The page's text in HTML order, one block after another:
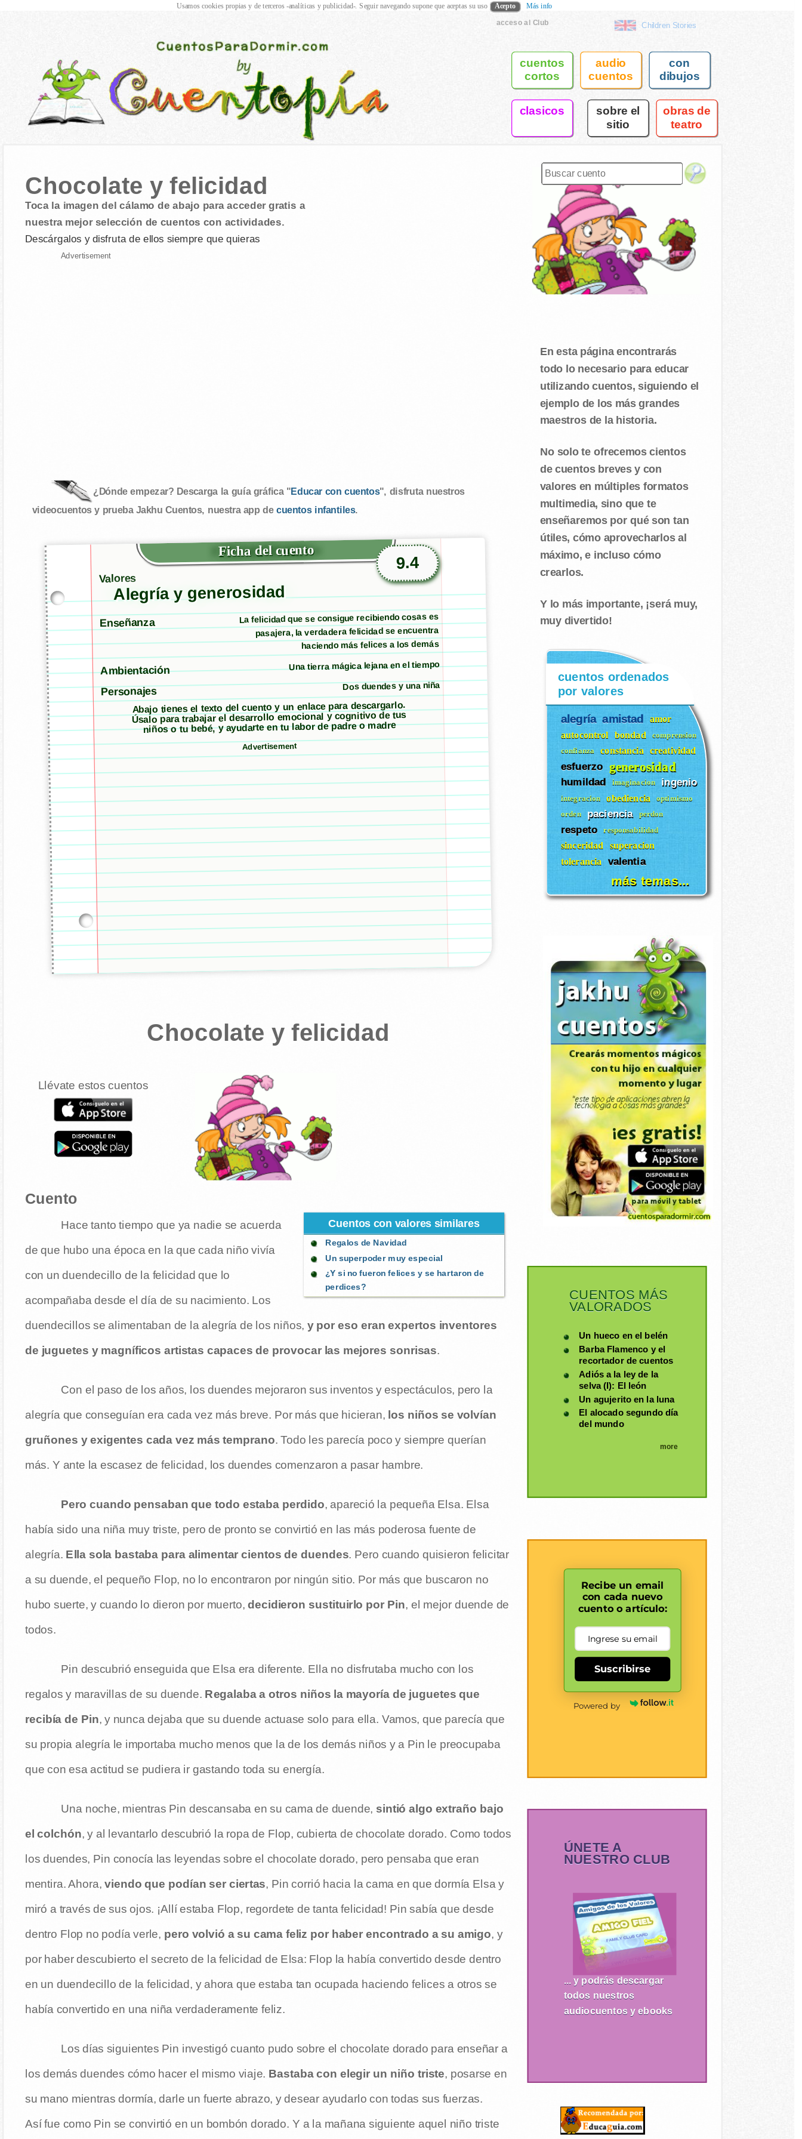
acceso al Club Children Stories
cuentos
cortos
audio
cuentos
con
dibujos
clasicos sobre el
sitio
obras de
teatro
Chocolate y felicidad
Toca la imagen del cálamo de abajo para acceder gratis a
nuestra mejor selección de cuentos con actividades.
Descárgalos y disfruta de ellos siempre que quieras
Advertisement
¿Dónde empezar? Descarga la guía gráfica "Educar con cuentos", disfruta nuestros
videocuentos y prueba Jakhu Cuentos, nuestra app decuentos infantiles.
Ficha del cuento
9.4
Valores
Alegría y generosidad
Enseñanza La felicidad que se consigue recibiendo cosas es
pasajera, la verdadera felicidad se encuentra
haciendo más felices a los demás
Ambientación Una tierra mágica lejana en el tiempo
Personajes Dos duendes y una niña
Abajo tienes el texto del cuento y un enlace para descargarlo.
Úsalo para trabajar el desarrollo emocional y cognitivo de tus
niños o tu bebé, y ayudarte en tu labor de padre o madre
Advertisement
Chocolate y felicidad
Llévate estos cuentos
Cuento
Cuentos con valores similares
Regalos de Navidad
Un superpoder muy especial
¿Y si no fueron felices y se hartaron de
perdices?
Hace tanto tiempo que ya nadie se acuerda
de que hubo una época en la que cada niño vivía
con un duendecillo de la felicidad que lo
acompañaba desde el día de su nacimiento. Los
duendecillos se alimentaban de la alegría de los niños, y por eso eran expertos inventores
de juguetes y magníficos artistas capaces de provocar las mejores sonrisas.
Con el paso de los años, los duendes mejoraron sus inventos y espectáculos, pero la
alegría que conseguían era cada vez más breve. Por más que hicieran, los niños se volvían
gruñones y exigentes cada vez más temprano. Todo les parecía poco y siempre querían
más. Y ante la escasez de felicidad, los duendes comenzaron a pasar hambre.
Pero cuando pensaban que todo estaba perdido, apareció la pequeña Elsa. Elsa
había sido una niña muy triste, pero de pronto se convirtió en las más poderosa fuente de
alegría. Ella sola bastaba para alimentar cientos de duendes. Pero cuando quisieron felicitar
a su duende, el pequeño Flop, no lo encontraron por ningún sitio. Por más que buscaron no
hubo suerte, y cuando lo dieron por muerto, decidieron sustituirlo por Pin, el mejor duende de
todos.
Pin descubrió enseguida que Elsa era diferente. Ella no disfrutaba mucho con los
regalos y maravillas de su duende. Regalaba a otros niños la mayoría de juguetes que
recibía de Pin, y nunca dejaba que su duende actuase solo para ella. Vamos, que parecía que
su propia alegría le importaba mucho menos que la de los demás niños y a Pin le preocupaba
que con esa actitud se pudiera ir gastando toda su energía.
Una noche, mientras Pin descansaba en su cama de duende, sintió algo extraño bajo
el colchón, y al levantarlo descubrió la ropa de Flop, cubierta de chocolate dorado. Como todos
los duendes, Pin conocía las leyendas sobre el chocolate dorado, pero pensaba que eran
mentira. Ahora, viendo que podían ser ciertas, Pin corrió hacia la cama en que dormía Elsa y
miró a través de sus ojos. ¡Allí estaba Flop, regordete de tanta felicidad! Pin sabía que desde
dentro Flop no podía verle, pero volvió a su cama feliz por haber encontrado a su amigo, y
por haber descubierto el secreto de la felicidad de Elsa: Flop la había convertido desde dentro
en un duendecillo de la felicidad, y ahora que estaba tan ocupada haciendo felices a otros se
había convertido en una niña verdaderamente feliz.
Los días siguientes Pin investigó cuanto pudo sobre el chocolate dorado para enseñar a
los demás duendes cómo hacer el mismo viaje. Bastaba con elegir un niño triste, posarse en
su mano mientras dormía, darle un fuerte abrazo, y desear ayudarlo con todas sus fuerzas.
Así fue como Pin se convirtió en un bombón dorado. Y a la mañana siguiente aquel niño triste
En esta página encontrarás
todo lo necesario para educar
utilizando cuentos, siguiendo el
ejemplo de los más grandes
maestros de la historia.
No solo te ofrecemos cientos
de cuentos breves y con
valores en múltiples formatos
multimedia, sino que te
enseñaremos por qué son tan
útiles, cómo aprovecharlos al
máximo, e incluso cómo
crearlos.
Y lo más importante, ¡será muy,
muy divertido!
cuentos ordenados
por valores
alegría amistad
amor
autocontrol
bondad comprension
confianza constancia creatividad
esfuerzo generosidad
humildad imaginacion ingenio
integracion obediencia optimismo
orden paciencia perdon
respeto responsabilidad
sinceridad
superacion
tolerancia
valentia
más temas...
CUENTOS MÁS
VALORADOS
Un hueco en el belén
Barba Flamenco y el
recortador de cuentos
Adiós a la ley de la
selva (I): El león
Un agujerito en la luna
El alocado segundo día
del mundo
more
Recibe un email
con cada nuevo
cuento o artículo:
Suscribirse
Powered by
ÚNETE A
NUESTRO CLUB
... y podrás descargar
todos nuestros
audiocuentos y ebooks
Usamos cookies propias y de terceros -analíticas y publicidad-. Seguir navegando supone que aceptas su uso Acepto Más info